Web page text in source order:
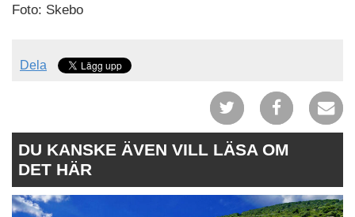
Foto: Skebo
Dela
DU KANSKE ÄVEN VILL LÄSA OM
DET HÄR